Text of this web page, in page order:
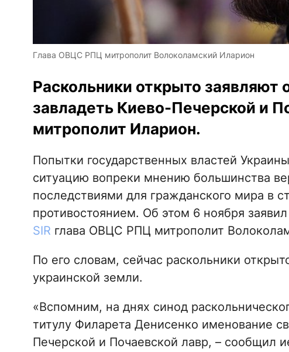
Глава ОВЦС РПЦ митрополит Волоколамский Иларион
Раскольники открыто заявляют
завладеть Киево-Печерской и
митрополит Иларион.
Попытки государственных властей
ситуацию вопреки мнению большинства
последствиями для гражданского мира в
противостоянием. Об этом 6 ноября
SIR глава ОВЦС РПЦ митрополит
По его словам, сейчас раскольники
украинской земли.
«Вспомним, на днях синод
титулу Филарета Денисенко именование
Печерской и Почаевской лавр, – сообщил